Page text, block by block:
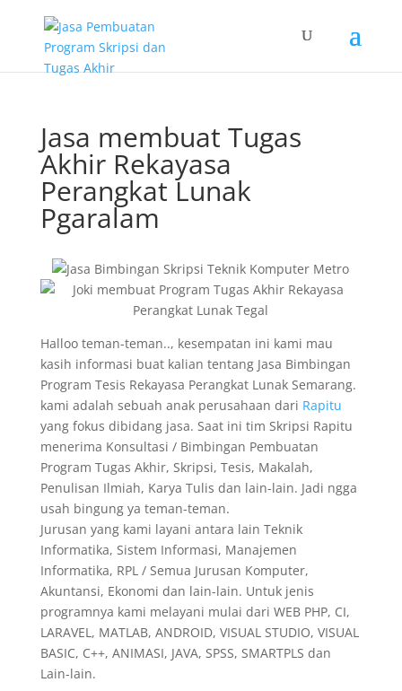
Jasa membuat Tugas
Akhir Rekayasa
Perangkat Lunak
Pgaralam
Halloo teman-teman.., kesempatan ini kami mau
kasih informasi buat kalian tentang Jasa Bimbingan
Program Tesis Rekayasa Perangkat Lunak Semarang.
kami adalah sebuah anak perusahaan dari Rapitu
yang fokus dibidang jasa. Saat ini tim Skripsi Rapitu
menerima Konsultasi / Bimbingan Pembuatan
Program Tugas Akhir, Skripsi, Tesis, Makalah,
Penulisan Ilmiah, Karya Tulis dan lain-lain. Jadi ngga
usah bingung ya teman-teman.
Jurusan yang kami layani antara lain Teknik
Informatika, Sistem Informasi, Manajemen
Informatika, RPL / Semua Jurusan Komputer,
Akuntansi, Ekonomi dan lain-lain. Untuk jenis
programnya kami melayani mulai dari WEB PHP, CI,
LARAVEL, MATLAB, ANDROID, VISUAL STUDIO, VISUAL
BASIC, C++, ANIMASI, JAVA, SPSS, SMARTPLS dan
Lain-lain.